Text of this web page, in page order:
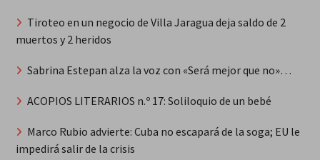
Tiroteo en un negocio de Villa Jaragua deja saldo de 2
muertos y 2 heridos
Sabrina Estepan alza la voz con «Será mejor que no»…
ACOPIOS LITERARIOS n.º 17: Soliloquio de un bebé
Marco Rubio advierte: Cuba no escapará de la soga; EU le
impedirá salir de la crisis